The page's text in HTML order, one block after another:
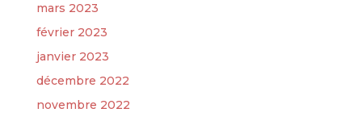
mars 2023
février 2023
janvier 2023
décembre 2022
novembre 2022